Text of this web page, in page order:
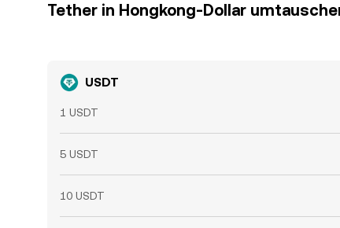
Tether in Hongkong-Dollar
USDT
1 USDT
5 USDT
10 USDT